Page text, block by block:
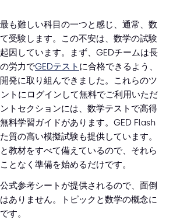
も難しい科目の一つと感じ、通常、数
受験します。この不安は、数学の試験
因しています。まず、GEDチームは長
労力でGEDテスト に合格できるよう、
発に取り組んできました。これらのツ
トにログインして無料でご利用いただ
トセクションには、数学テストで高得
料学習ガイドがあります。GED Flash
質の高い模擬試験も提供しています。
教材をすべて備えているので、それら
となく準備を始めるだけです。
式参考シートが提供されるので、面倒
ありません。トピックと数学の概念に
す。